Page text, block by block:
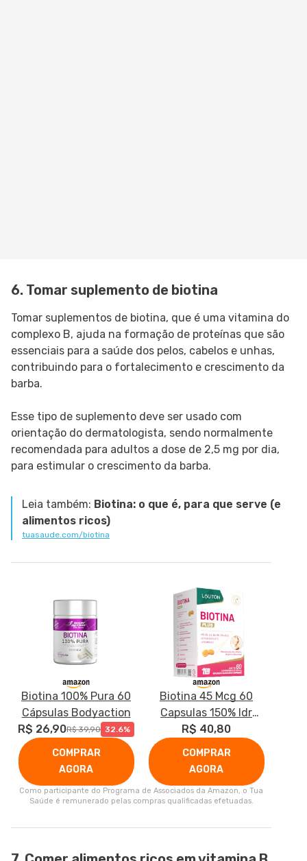
6. Tomar suplemento de biotina
Tomar suplementos de biotina, que é uma vitamina do
complexo B, ajuda na formação de proteínas que são
essenciais para a saúde dos pelos, cabelos e unhas,
contribuindo para o fortalecimento e crescimento da
barba.
Esse tipo de suplemento deve ser usado com
orientação do dermatologista, sendo normalmente
recomendada para adultos a dose de 2,5 mg por dia,
para estimular o crescimento da barba.
Leia também: Biotina: o que é, para que serve (e
alimentos ricos)
tuasaude.com/biotina
Biotina 100% Pura 60
Cápsulas Bodyaction
R$ 26,90R$ 39,90 32.6%
COMPRAR
AGORA
Biotina 45 Mcg 60
Capsulas 150% Idr
Vegano Lauton Nutrition
R$ 40,80
COMPRAR
AGORA
Como participante do Programa de Associados da Amazon, o Tua
Saúde é remunerado pelas compras qualificadas efetuadas.